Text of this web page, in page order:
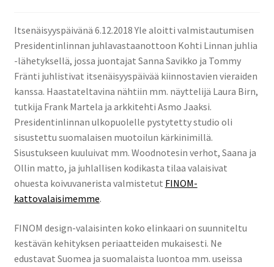
Itsenäisyyspäivänä 6.12.2018 Yle aloitti valmistautumisen
Presidentinlinnan juhlavastaanottoon Kohti Linnan juhlia
-lähetyksellä, jossa juontajat Sanna Savikko ja Tommy
Fränti juhlistivat itsenäisyyspäivää kiinnostavien vieraiden
kanssa. Haastateltavina nähtiin mm. näyttelijä Laura Birn,
tutkija Frank Martela ja arkkitehti Asmo Jaaksi.
Presidentinlinnan ulkopuolelle pystytetty studio oli
sisustettu suomalaisen muotoilun kärkinimillä.
Sisustukseen kuuluivat mm. Woodnotesin verhot, Saana ja
Ollin matto, ja juhlallisen kodikasta tilaa valaisivat
ohuesta koivuvanerista valmistetut FINOM-
kattovalaisimemme.
FINOM design-valaisinten koko elinkaari on suunniteltu
kestävän kehityksen periaatteiden mukaisesti. Ne
edustavat Suomea ja suomalaista luontoa mm. useissa